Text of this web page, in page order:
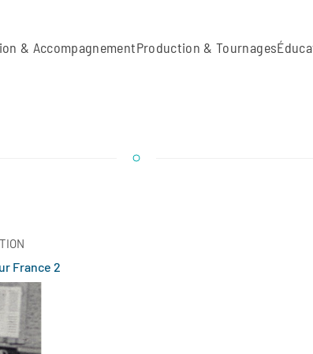
& AccompagnementProduction & Tournages
France 2